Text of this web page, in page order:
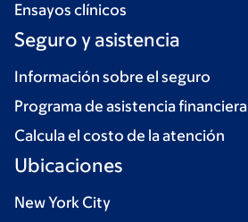
Ensayos clínicos
Seguro y asistencia
Información sobre el seguro
Programa de asistencia financiera
Calcula el costo de la atención
Ubicaciones
New York City